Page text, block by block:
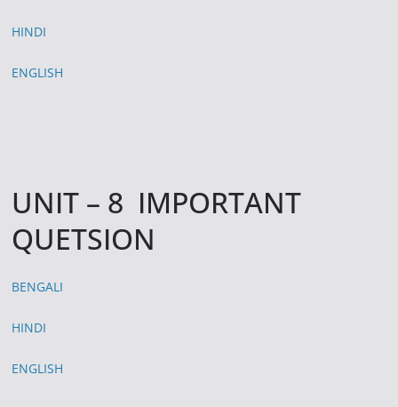
HINDI
ENGLISH
UNIT – 8 IMPORTANT
QUETSION
BENGALI
HINDI
ENGLISH